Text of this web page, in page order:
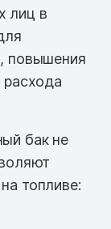
лиц в
повышения
расхода
бак не
топливе: